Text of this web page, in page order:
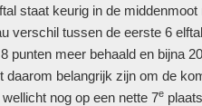
staat keurig in de
verschil tussen de eerste 6
punten meer behaald en bijna
daarom belangrijk zijn om de
nog op een nette 7e